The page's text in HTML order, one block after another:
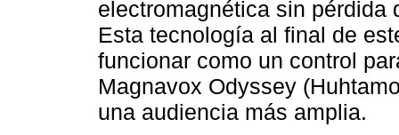
electromagnética sin pérdida
Esta tecnología al final de
funcionar como un control
Magnavox Odyssey
una audiencia más amplia.